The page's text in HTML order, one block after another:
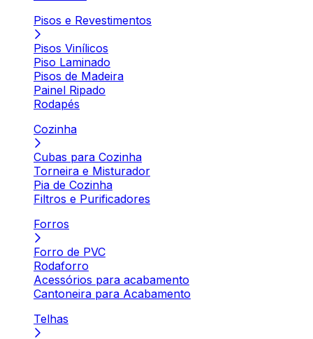
Pisos e Revestimentos
Pisos Vinílicos
Piso Laminado
Pisos de Madeira
Painel Ripado
Rodapés
Cozinha
Cubas para Cozinha
Torneira e Misturador
Pia de Cozinha
Filtros e Purificadores
Forros
Forro de PVC
Rodaforro
Acessórios para acabamento
Cantoneira para Acabamento
Telhas